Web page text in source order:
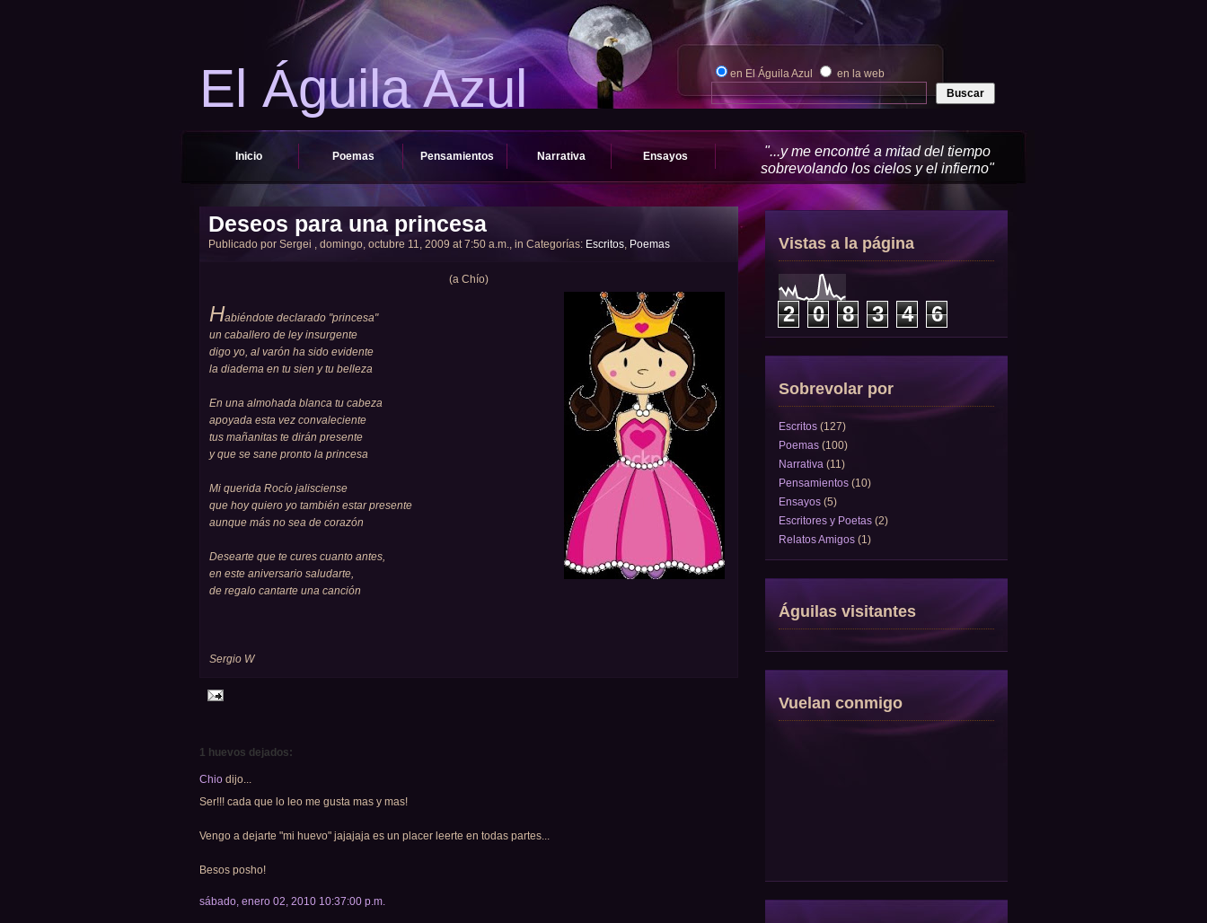
El Águila Azul en El Águila Azul en la web
Inicio Poemas Pensamientos Narrativa Ensayos
"...y me encontré a mitad del tiempo
sobrevolando los cielos y el infierno"
Deseos para una princesa
Publicado por Sergei , domingo, octubre 11, 2009 at 7:50 a.m., in Categorías: Escritos, Poemas
(a Chío)
Habiéndote declarado "princesa"
un caballero de ley insurgente
digo yo, al varón ha sido evidente
la diadema en tu sien y tu belleza
En una almohada blanca tu cabeza
apoyada esta vez convaleciente
tus mañanitas te dirán presente
y que se sane pronto la princesa
Mi querida Rocío jalisciense
que hoy quiero yo también estar presente
aunque más no sea de corazón
Desearte que te cures cuanto antes,
en este aniversario saludarte,
de regalo cantarte una canción
Sergio W
1 huevos dejados:
Chio dijo...
Ser!!! cada que lo leo me gusta mas y mas!
Vengo a dejarte "mi huevo" jajajaja es un placer leerte en todas partes...
Besos posho!
sábado, enero 02, 2010 10:37:00 p.m.
Vistas a la página
2 0 8 3 4 6
Sobrevolar por
Escritos (127)
Poemas (100)
Narrativa (11)
Pensamientos (10)
Ensayos (5)
Escritores y Poetas (2)
Relatos Amigos (1)
Águilas visitantes
Vuelan conmigo